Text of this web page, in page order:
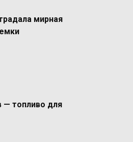
мирная
— топливо для